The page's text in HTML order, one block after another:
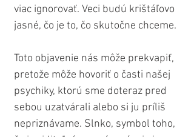
viac ignorovať. Veci budú krištáľovo
jasné, čo je to, čo skutočne chceme.
Toto objavenie nás môže prekvapiť,
pretože môže hovoriť o časti našej
psychiky, ktorú sme doteraz pred
sebou uzatvárali alebo si ju príliš
nepriznávame. Slnko, symbol toho,